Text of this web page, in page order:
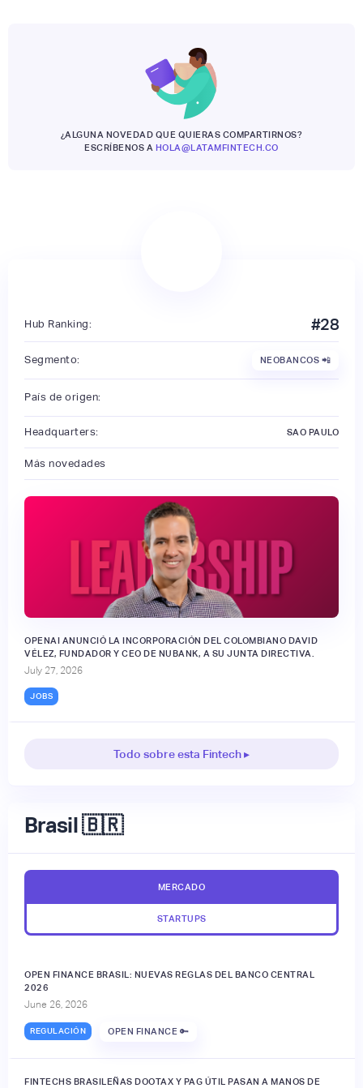
¿ALGUNA NOVEDAD QUE QUIERAS COMPARTIRNOS?
ESCRÍBENOS A HOLA@LATAMFINTECH.CO
Hub Ranking: #28
Segmento: NEOBANCOS 📲
País de origen:
Headquarters: SAO PAULO
Más novedades
OPENAI ANUNCIÓ LA INCORPORACIÓN DEL COLOMBIANO DAVID
VÉLEZ, FUNDADOR Y CEO DE NUBANK, A SU JUNTA DIRECTIVA.
July 27, 2026
JOBS
Todo sobre esta Fintech ▸
Brasil 🇧🇷
MERCADO
STARTUPS
OPEN FINANCE BRASIL: NUEVAS REGLAS DEL BANCO CENTRAL
2026
June 26, 2026
REGULACIÓN OPEN FINANCE 🔑
FINTECHS BRASILEÑAS DOOTAX Y PAG ÚTIL PASAN A MANOS DE